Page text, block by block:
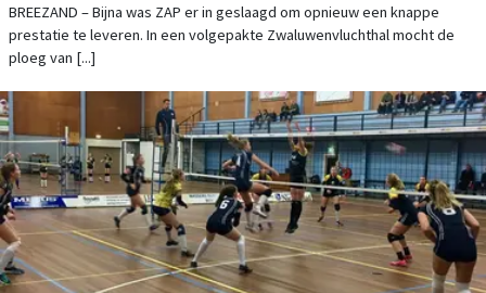
BREEZAND – Bijna was ZAP er in geslaagd om opnieuw een knappe
prestatie te leveren. In een volgepakte Zwaluwenvluchthal mocht de
ploeg van [...]